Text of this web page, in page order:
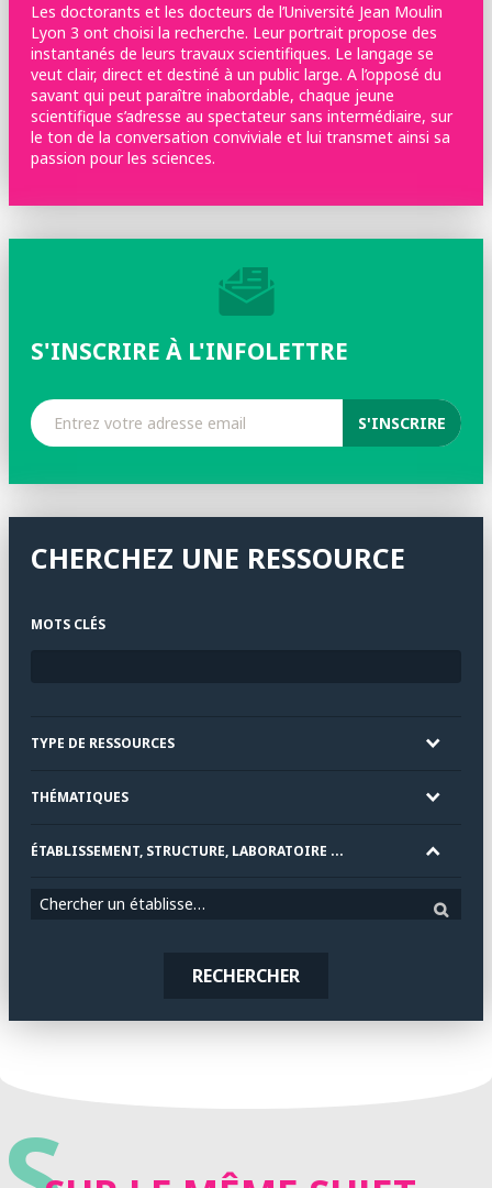
Les doctorants et les docteurs de l’Université Jean Moulin
Lyon 3 ont choisi la recherche. Leur portrait propose des
instantanés de leurs travaux scientifiques. Le langage se
veut clair, direct et destiné à un public large. A l’opposé du
savant qui peut paraître inabordable, chaque jeune
scientifique s’adresse au spectateur sans intermédiaire, sur
le ton de la conversation conviviale et lui transmet ainsi sa
passion pour les sciences.
S'INSCRIRE À L'INFOLETTRE
CHERCHEZ UNE RESSOURCE
MOTS CLÉS
TYPE DE RESSOURCES
THÉMATIQUES
ÉTABLISSEMENT, STRUCTURE, LABORATOIRE ...
Chercher un établissement
RECHERCHER